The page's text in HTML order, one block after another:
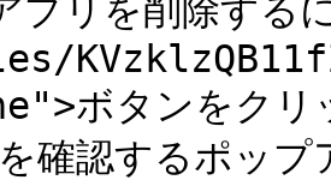
リを削除する
ボタンをクリ
確認するポップ